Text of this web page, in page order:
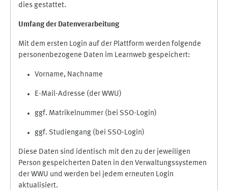
dies gestattet.
Umfang der Datenverarbeitung
Mit dem ersten Login auf der Plattform werden folgende
personenbezogene Daten im Learnweb gespeichert:
Vorname, Nachname
E-Mail-Adresse (der WWU)
ggf. Matrikelnummer (bei SSO-Login)
ggf. Studiengang (bei SSO-Login)
Diese Daten sind identisch mit den zu der jeweiligen
Person gespeicherten Daten in den Verwaltungssystemen
der WWU und werden bei jedem erneuten Login
aktualisiert.